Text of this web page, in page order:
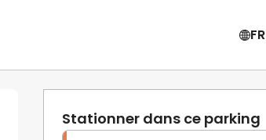
FR
Stationner dans ce parking